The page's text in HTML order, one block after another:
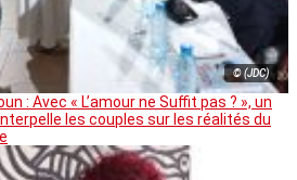
© (JDC)
: Avec « L’amour ne Suffit pas ? », un
les couples sur les réalités du